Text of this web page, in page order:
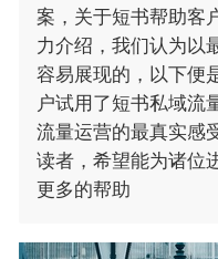
案，关于短书帮助客
力介绍，我们认为以
容易展现的，以下便
户试用了短书私域流
流量运营的最真实感
读者，希望能为诸位
更多的帮助